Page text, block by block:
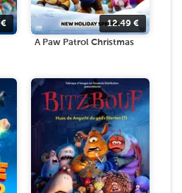
€ 12.49 €
A Paw Patrol Christmas